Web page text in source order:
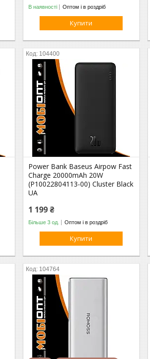
В наявності Оптом і в роздріб
Купити
104400
Power Bank Baseus Airpow Fast
Charge 20000mAh 20W
(P10022804113-00) Cluster Black
UA
1 199 ₴
Більше 3 од. Оптом і в роздріб
Купити
104764